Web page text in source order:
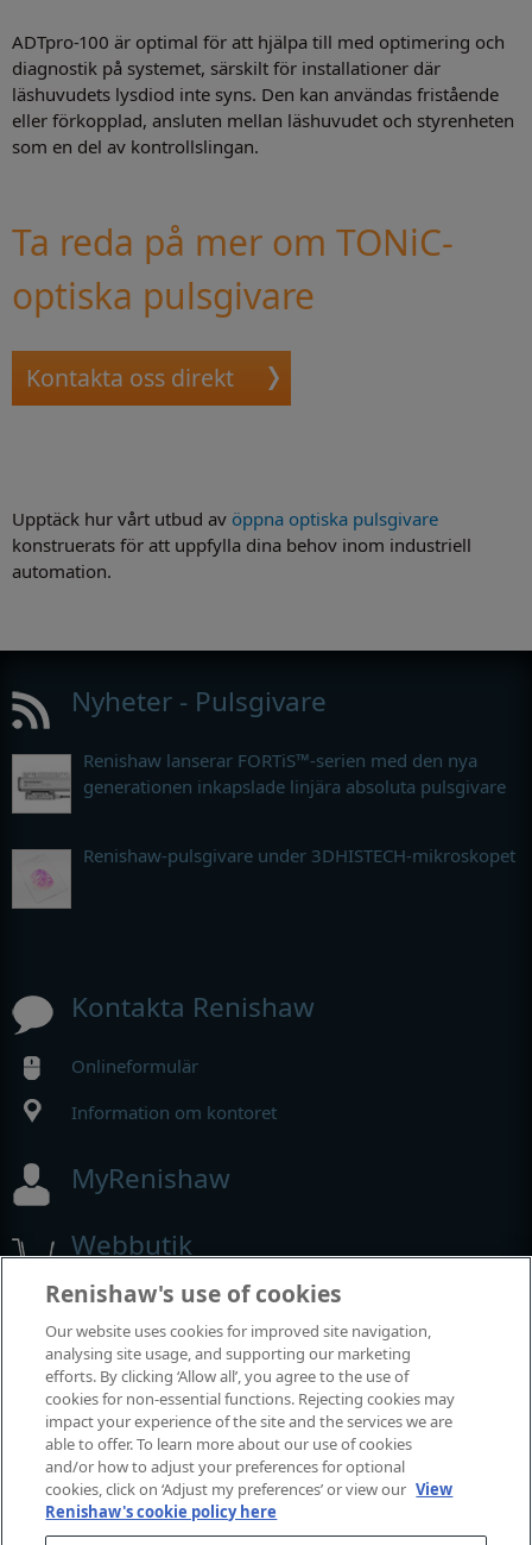
ADTpro-100 är optimal för att hjälpa till med optimering och
diagnostik på systemet, särskilt för installationer där
läshuvudets lysdiod inte syns. Den kan användas fristående
eller förkopplad, ansluten mellan läshuvudet och styrenheten
som en del av kontrollslingan.
Ta reda på mer om TONiC-
optiska pulsgivare
Kontakta oss direkt
Upptäck hur vårt utbud av öppna optiska pulsgivare
konstruerats för att uppfylla dina behov inom industriell
automation.
Nyheter - Pulsgivare
Renishaw lanserar FORTiS™-serien med den nya
generationen inkapslade linjära absoluta pulsgivare
Renishaw-pulsgivare under 3DHISTECH-mikroskopet
Kontakta Renishaw
Onlineformulär
Information om kontoret
MyRenishaw
Webbutik
Utställningar och konferenser
Tillställningar där vi deltar
Renishaw's use of cookies
Our website uses cookies for improved site navigation,
analysing site usage, and supporting our marketing
efforts. By clicking ‘Allow all’, you agree to the use of
cookies for non-essential functions. Rejecting cookies may
impact your experience of the site and the services we are
able to offer. To learn more about our use of cookies
and/or how to adjust your preferences for optional
cookies, click on ‘Adjust my preferences’ or view our View
Renishaw's cookie policy here